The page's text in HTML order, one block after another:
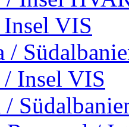
VIS
/
Insel VIS
/